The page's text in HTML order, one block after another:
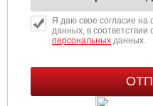
Я даю свое согласие на
данных, в соответствии
персональныхданных.